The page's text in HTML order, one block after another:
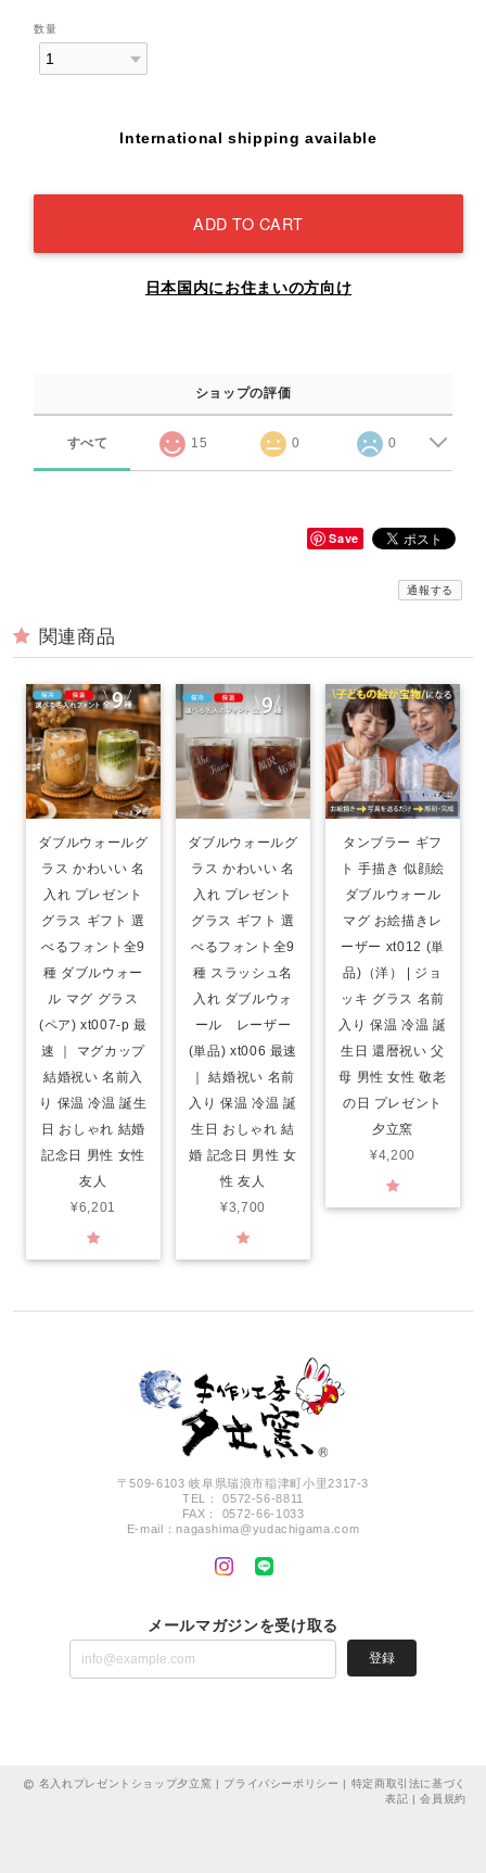
数量
International shipping available
ADD TO CART
日本国内にお住まいの方向け
ショップの評価
すべて 15 0 0
Save
通報する
関連商品
ダブルウォールグ
ラス かわいい 名
入れ プレゼント
グラス ギフト 選
べるフォント全9
種 ダブルウォー
ル マグ グラス
(ペア) xt007-p 最
速 ｜ マグカップ
結婚祝い 名前入
り 保温 冷温 誕生
日 おしゃれ 結婚
記念日 男性 女性
友人
¥6,201
ダブルウォールグ
ラス かわいい 名
入れ プレゼント
グラス ギフト 選
べるフォント全9
種 スラッシュ名
入れ ダブルウォ
ール レーザー
(単品) xt006 最速
｜ 結婚祝い 名前
入り 保温 冷温 誕
生日 おしゃれ 結
婚 記念日 男性 女
性 友人
¥3,700
タンブラー ギフ
ト 手描き 似顔絵
ダブルウォール
マグ お絵描きレ
ーザー xt012 (単
品)（洋） | ジョ
ッキ グラス 名前
入り 保温 冷温 誕
生日 還暦祝い 父
母 男性 女性 敬老
の日 プレゼント
夕立窯
¥4,200
〒509-6103 岐阜県瑞浪市稲津町小里2317-3
TEL： 0572-56-8811
FAX： 0572-66-1033
E-mail：nagashima@yudachigama.com
メールマガジンを受け取る
登録
名入れプレゼントショップ夕立窯 | プライバシーポリシー | 特定商取引法に基づく
表記 |会員規約